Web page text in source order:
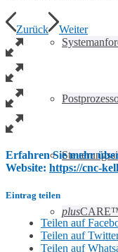
plus
Zurück Weiter
Erfahren Sie mehr
Website: https://cnc-
Eintrag teilen
Teilen auf
Teilen auf
Teilen auf